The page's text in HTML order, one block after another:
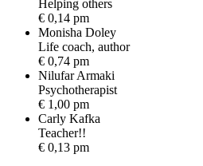
Helping others
€ 0,14 pm
Monisha Doley
Life coach, author
€ 0,74 pm
Nilufar Armaki
Psychotherapist
€ 1,00 pm
Carly Kafka
Teacher!!
€ 0,13 pm